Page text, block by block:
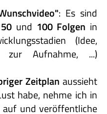
: Es sind
50 und 100 Folgen in
(Idee,
zur Aufnahme, ...)
Zeitplan aussieht
habe, nehme ich in
und veröffentliche